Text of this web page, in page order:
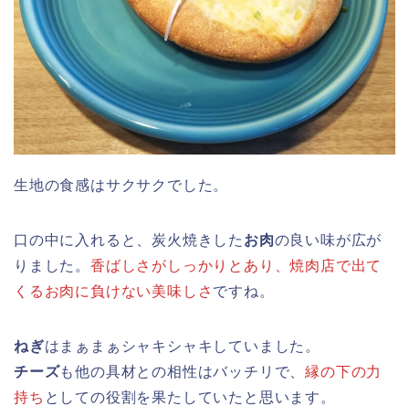
生地の食感はサクサクでした。
口の中に入れると、炭火焼きした お肉の良い味が広が
りました。 香ばしさがしっかりとあり、焼肉店で出て
くるお肉に負けない美味しさ ですね。
ねぎはまぁまぁシャキシャキしていました。
チーズも他の具材との相性はバッチリで、縁の下の力
持ち としての役割を果たしていたと思います。